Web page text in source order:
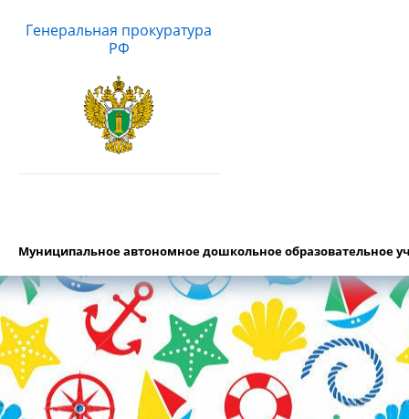
Генеральная прокуратура
РФ
Муниципальное автономное дошкольное образовательное